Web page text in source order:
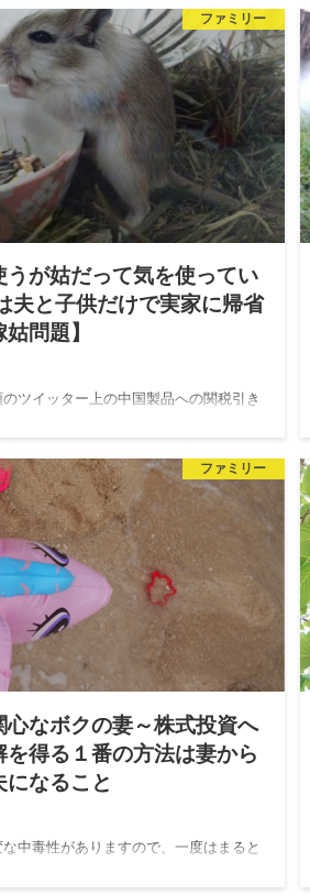
ファミリー
うが姑だって気を使ってい
夫と子供だけで実家に帰省
問題】
のツイッター上の中国製品への関税引き
ファミリー
心なボクの妻～株式投資へ
を得る１番の方法は妻から
なること
中毒性がありますので、一度はまると